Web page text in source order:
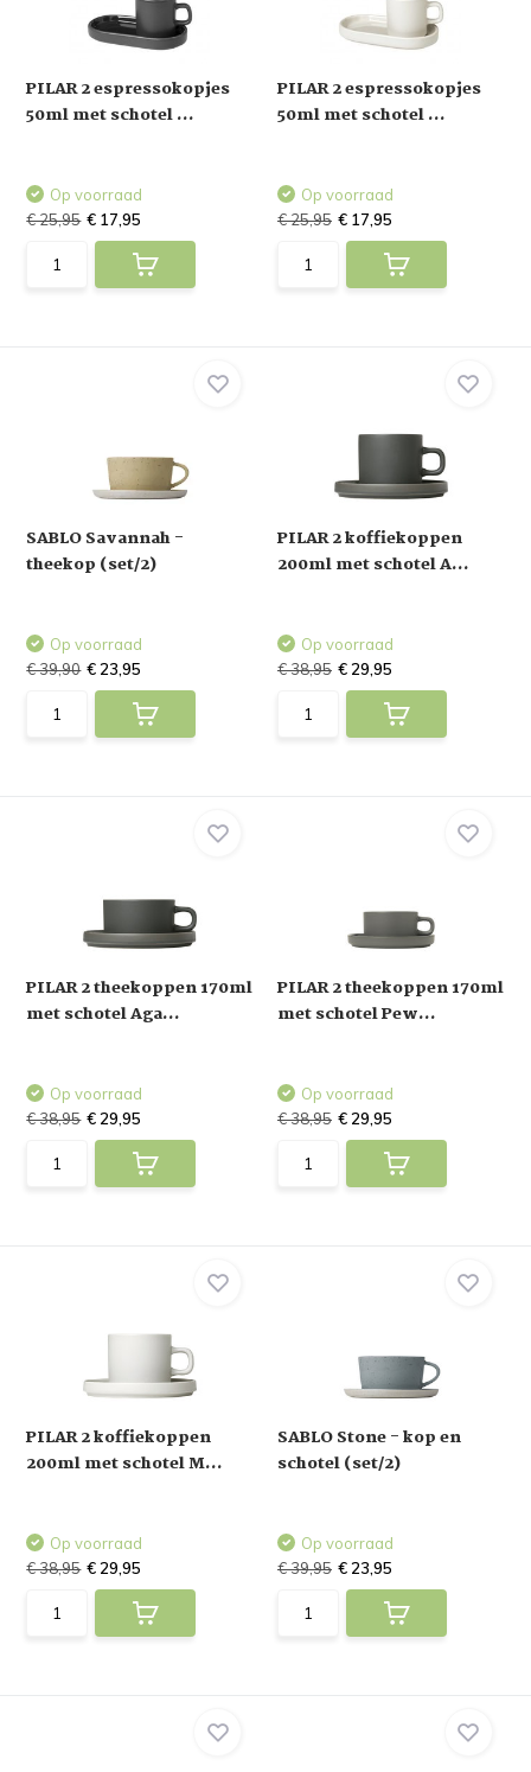
PILAR 2 espressokopjes
50ml met schotel ...
Op voorraad
€ 25,95 € 17,95
PILAR 2 espressokopjes
50ml met schotel ...
Op voorraad
€ 25,95 € 17,95
SABLO Savannah -
theekop (set/2)
Op voorraad
€ 39,90 € 23,95
PILAR 2 koffiekoppen
200ml met schotel A...
Op voorraad
€ 38,95 € 29,95
PILAR 2 theekoppen 170ml
met schotel Aga...
Op voorraad
€ 38,95 € 29,95
PILAR 2 theekoppen 170ml
met schotel Pew...
Op voorraad
€ 38,95 € 29,95
PILAR 2 koffiekoppen
200ml met schotel M...
Op voorraad
€ 38,95 € 29,95
SABLO Stone - kop en
schotel (set/2)
Op voorraad
€ 39,95 € 23,95